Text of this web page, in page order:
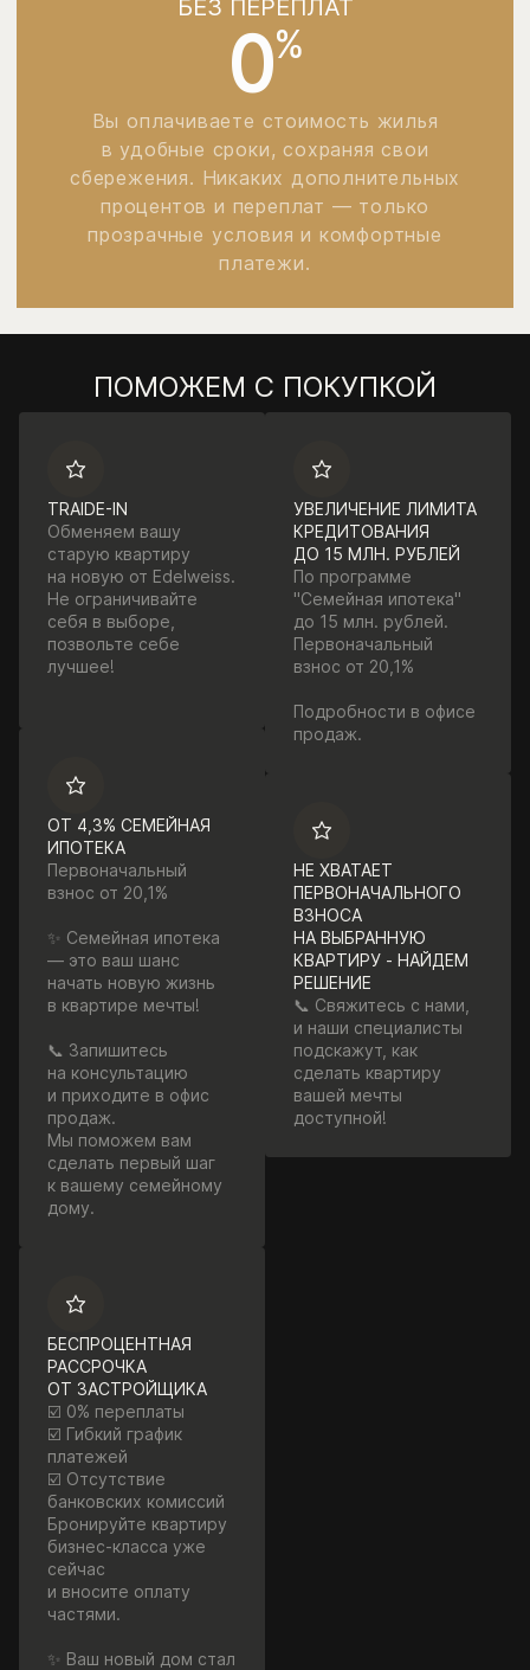
БЕЗ ПЕРЕПЛАТ
0%
Вы оплачиваете стоимость жилья
в удобные сроки, сохраняя свои
сбережения. Никаких дополнительных
процентов и переплат — только
прозрачные условия и комфортные
платежи.
ПОМОЖЕМ С ПОКУПКОЙ
TRAIDE-IN
Обменяем вашу
старую квартиру
на новую от Edelweiss.
Не ограничивайте
себя в выборе,
позвольте себе
лучшее!
ОТ 4,3% СЕМЕЙНАЯ
ИПОТЕКА
Первоначальный
взнос от 20,1%
✨ Семейная ипотека
— это ваш шанс
начать новую жизнь
в квартире мечты!
📞 Запишитесь
на консультацию
и приходите в офис
продаж.
Мы поможем вам
сделать первый шаг
к вашему семейному
дому.
БЕСПРОЦЕНТНАЯ
РАССРОЧКА
ОТ ЗАСТРОЙЩИКА
☑️ 0% переплаты
☑️ Гибкий график
платежей
☑️ Отсутствие
банковских комиссий
Бронируйте квартиру
бизнес-класса уже
сейчас
и вносите оплату
частями.
✨ Ваш новый дом стал
УВЕЛИЧЕНИЕ ЛИМИТА
КРЕДИТОВАНИЯ
ДО 15 МЛН. РУБЛЕЙ
По программе
"Семейная ипотека"
до 15 млн. рублей.
Первоначальный
взнос от 20,1%
Подробности в офисе
продаж.
НЕ ХВАТАЕТ
ПЕРВОНАЧАЛЬНОГО
ВЗНОСА
НА ВЫБРАННУЮ
КВАРТИРУ - НАЙДЕМ
РЕШЕНИЕ
📞 Свяжитесь с нами,
и наши специалисты
подскажут, как
сделать квартиру
вашей мечты
доступной!